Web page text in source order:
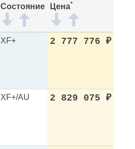
Состояние Цена*
XF+ 2 777 776 ₽
XF+/AU 2 829 075 ₽